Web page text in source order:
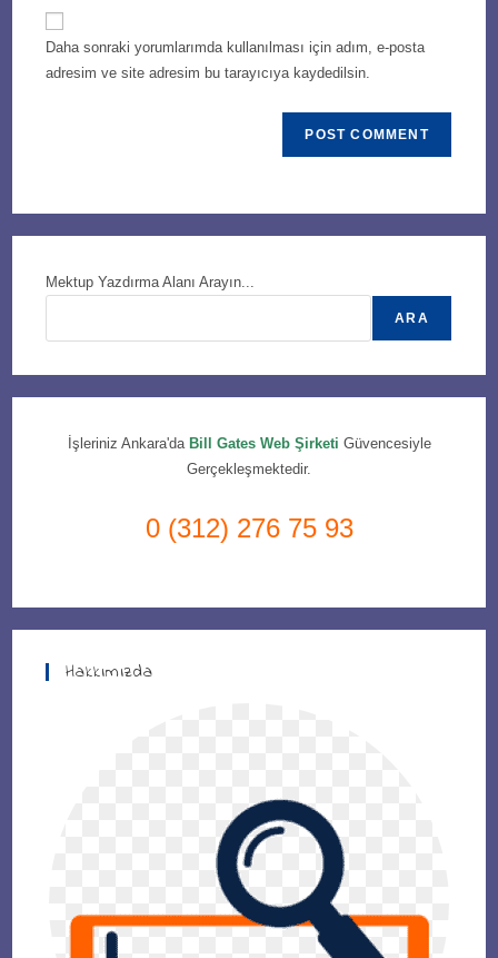
comment
website
URL
(optional)
Daha sonraki yorumlarımda kullanılması için adım, e-posta
adresim ve site adresim bu tarayıcıya kaydedilsin.
Mektup Yazdırma Alanı Arayın...
ARA
İşleriniz Ankara'da Bill Gates Web Şirketi Güvencesiyle
Gerçekleşmektedir.
0 (312) 276 75 93
Hakkımızda